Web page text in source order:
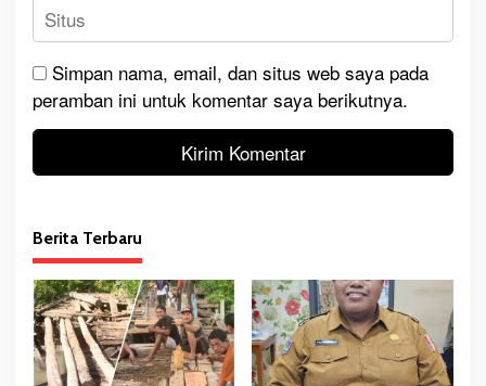
Simpan nama, email, dan situs web saya pada
peramban ini untuk komentar saya berikutnya.
Berita Terbaru